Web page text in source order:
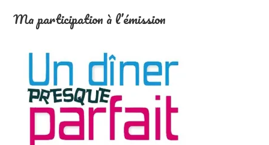
Ma participation à l’émission